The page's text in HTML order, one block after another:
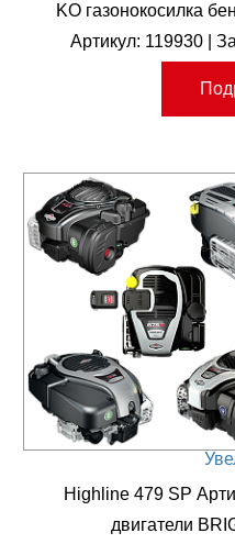
KO газонокосилка
Артикул: 119930 |
Highline 479 SP
двигатели